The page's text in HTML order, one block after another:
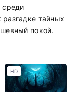
среди
тайных
покой.
HD